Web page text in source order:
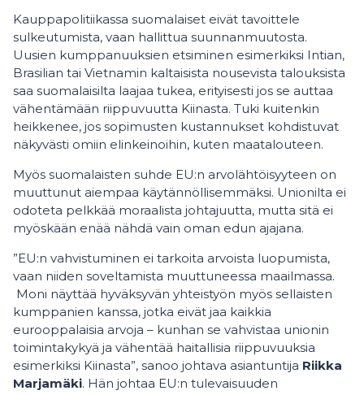
Kauppapolitiikassa suomalaiset eivät tavoittele
sulkeutumista, vaan hallittua suunnanmuutosta.
Uusien kumppanuuksien etsiminen esimerkiksi Intian,
Brasilian tai Vietnamin kaltaisista nousevista talouksista
saa suomalaisilta laajaa tukea, erityisesti jos se auttaa
vähentämään riippuvuutta Kiinasta. Tuki kuitenkin
heikkenee, jos sopimusten kustannukset kohdistuvat
näkyvästi omiin elinkeinoihin, kuten maatalouteen.
Myös suomalaisten suhde EU:n arvolähtöisyyteen on
muuttunut aiempaa käytännöllisemmäksi. Unionilta ei
odoteta pelkkää moraalista johtajuutta, mutta sitä ei
myöskään enää nähdä vain oman edun ajajana.
”EU:n vahvistuminen ei tarkoita arvoista luopumista,
vaan niiden soveltamista muuttuneessa maailmassa.
Moni näyttää hyväksyvän yhteistyön myös sellaisten
kumppanien kanssa, jotka eivät jaa kaikkia
eurooppalaisia arvoja – kunhan se vahvistaa unionin
toimintakykyä ja vähentää haitallisia riippuvuuksia
esimerkiksi Kiinasta”, sanoo johtava asiantuntija Riikka
Marjamäki. Hän johtaa EU:n tulevaisuuden